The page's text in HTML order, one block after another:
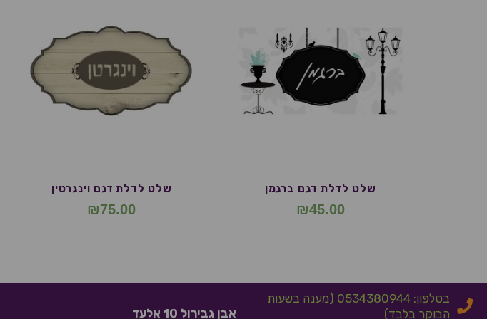
שלט לדלת דגם ברגמן
₪45.00
שלט לדלת דגם וינגרטין
₪75.00
בטלפון: 0534380944 (מענה בשעות
הבוקר בלבד)
אבן גבירול 10 אלעד